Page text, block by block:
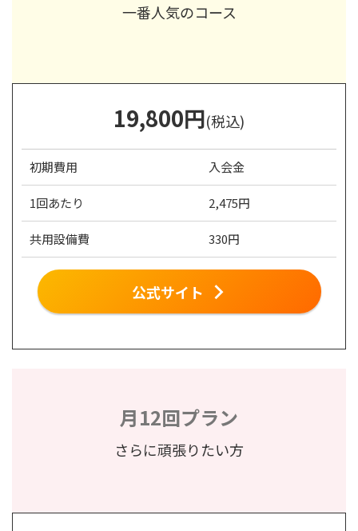
一番人気のコース
19,800円(税込)
初期費用 入会金
1回あたり 2,475円
共用設備費 330円
公式サイト
月12回プラン
さらに頑張りたい方